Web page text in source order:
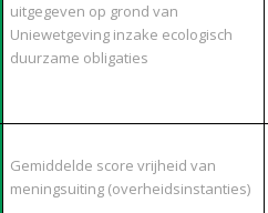
uitgegeven op grond van
Uniewetgeving inzake ecologisch
duurzame obligaties
Gemiddelde score vrijheid van
meningsuiting (overheidsinstanties)